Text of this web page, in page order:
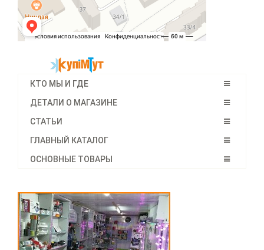
КТО МЫ И ГДЕ
ДЕТАЛИ О МАГАЗИНЕ
СТАТЬИ
ГЛАВНЫЙ КАТАЛОГ
ОСНОВНЫЕ ТОВАРЫ